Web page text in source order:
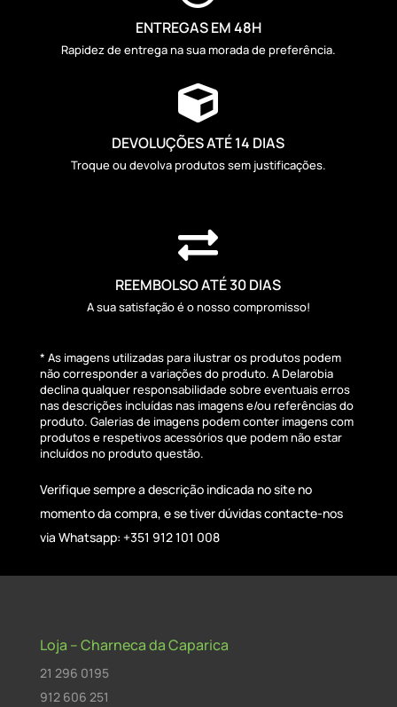
ENTREGAS EM 48H
Rapidez de entrega na sua morada de preferência.

DEVOLUÇÕES ATÉ 14 DIAS
Troque ou devolva produtos sem justificações.

REEMBOLSO ATÉ 30 DIAS
A sua satisfação é o nosso compromisso!
* As imagens utilizadas para ilustrar os produtos podem
não corresponder a variações do produto. A Delarobia
declina qualquer responsabilidade sobre eventuais erros
nas descrições incluídas nas imagens e/ou referências do
produto. Galerias de imagens podem conter imagens com
produtos e respetivos acessórios que podem não estar
incluídos no produto questão.
Verifique sempre a descrição indicada no site no
momento da compra, e se tiver dúvidas contacte-nos
via Whatsapp: +351 912 101 008
Loja – Charneca da Caparica
21 296 0195
912 606 251